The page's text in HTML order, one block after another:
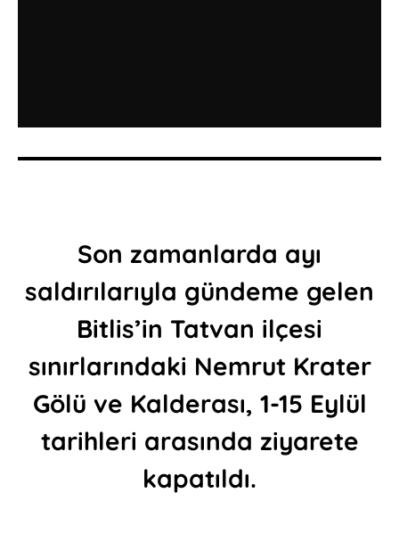
Son zamanlarda ayı
saldırılarıyla gündeme gelen
Bitlis’in Tatvan ilçesi
sınırlarındaki Nemrut Krater
Gölü ve Kalderası, 1-15 Eylül
tarihleri arasında ziyarete
kapatıldı.